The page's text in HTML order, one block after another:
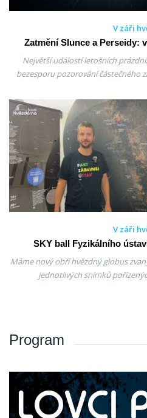
V záři
Zatmění Slunce a Perseidy:
Největší událostí letošních
bezesporu pozorování částečného
V záři
SKY ball Fyzikálního
Máme nový obří hvězdný globus
jednotlivých snímků
Program